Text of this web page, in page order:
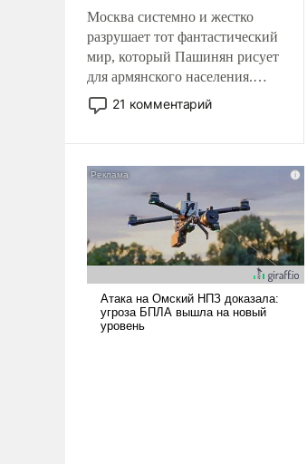
Москва системно и жестко
разрушает тот фантастический
мир, который Пашинян рисует
для армянского населения.
Мир, где политические
прожекты будут безусловно
налогоплательщиков и где
Еревану за свои поступки не
нужно отвечать.
21 комментарий